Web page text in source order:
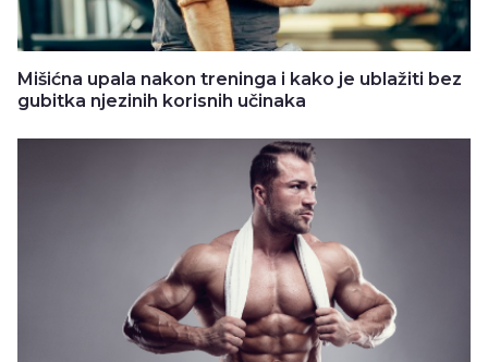
Mišićna upala nakon treninga i kako je ublažiti bez
gubitka njezinih korisnih učinaka